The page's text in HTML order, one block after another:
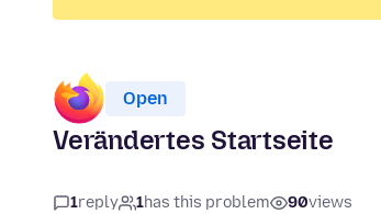
Open
Verändertes Startseite
1reply 1has this problem 90views